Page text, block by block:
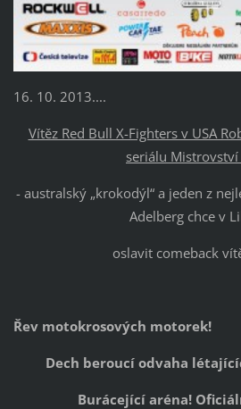
16. 10. 2013....
Vítěz Red Bull X-Fighters v USA
seriálu Mistrovství
- australský „krokodýl“ a jeden z
Adelberg chce v
oslavit comeback
Řev motokrosových motorek!
Dech beroucí odvaha
Burácející aréna! Oficiální